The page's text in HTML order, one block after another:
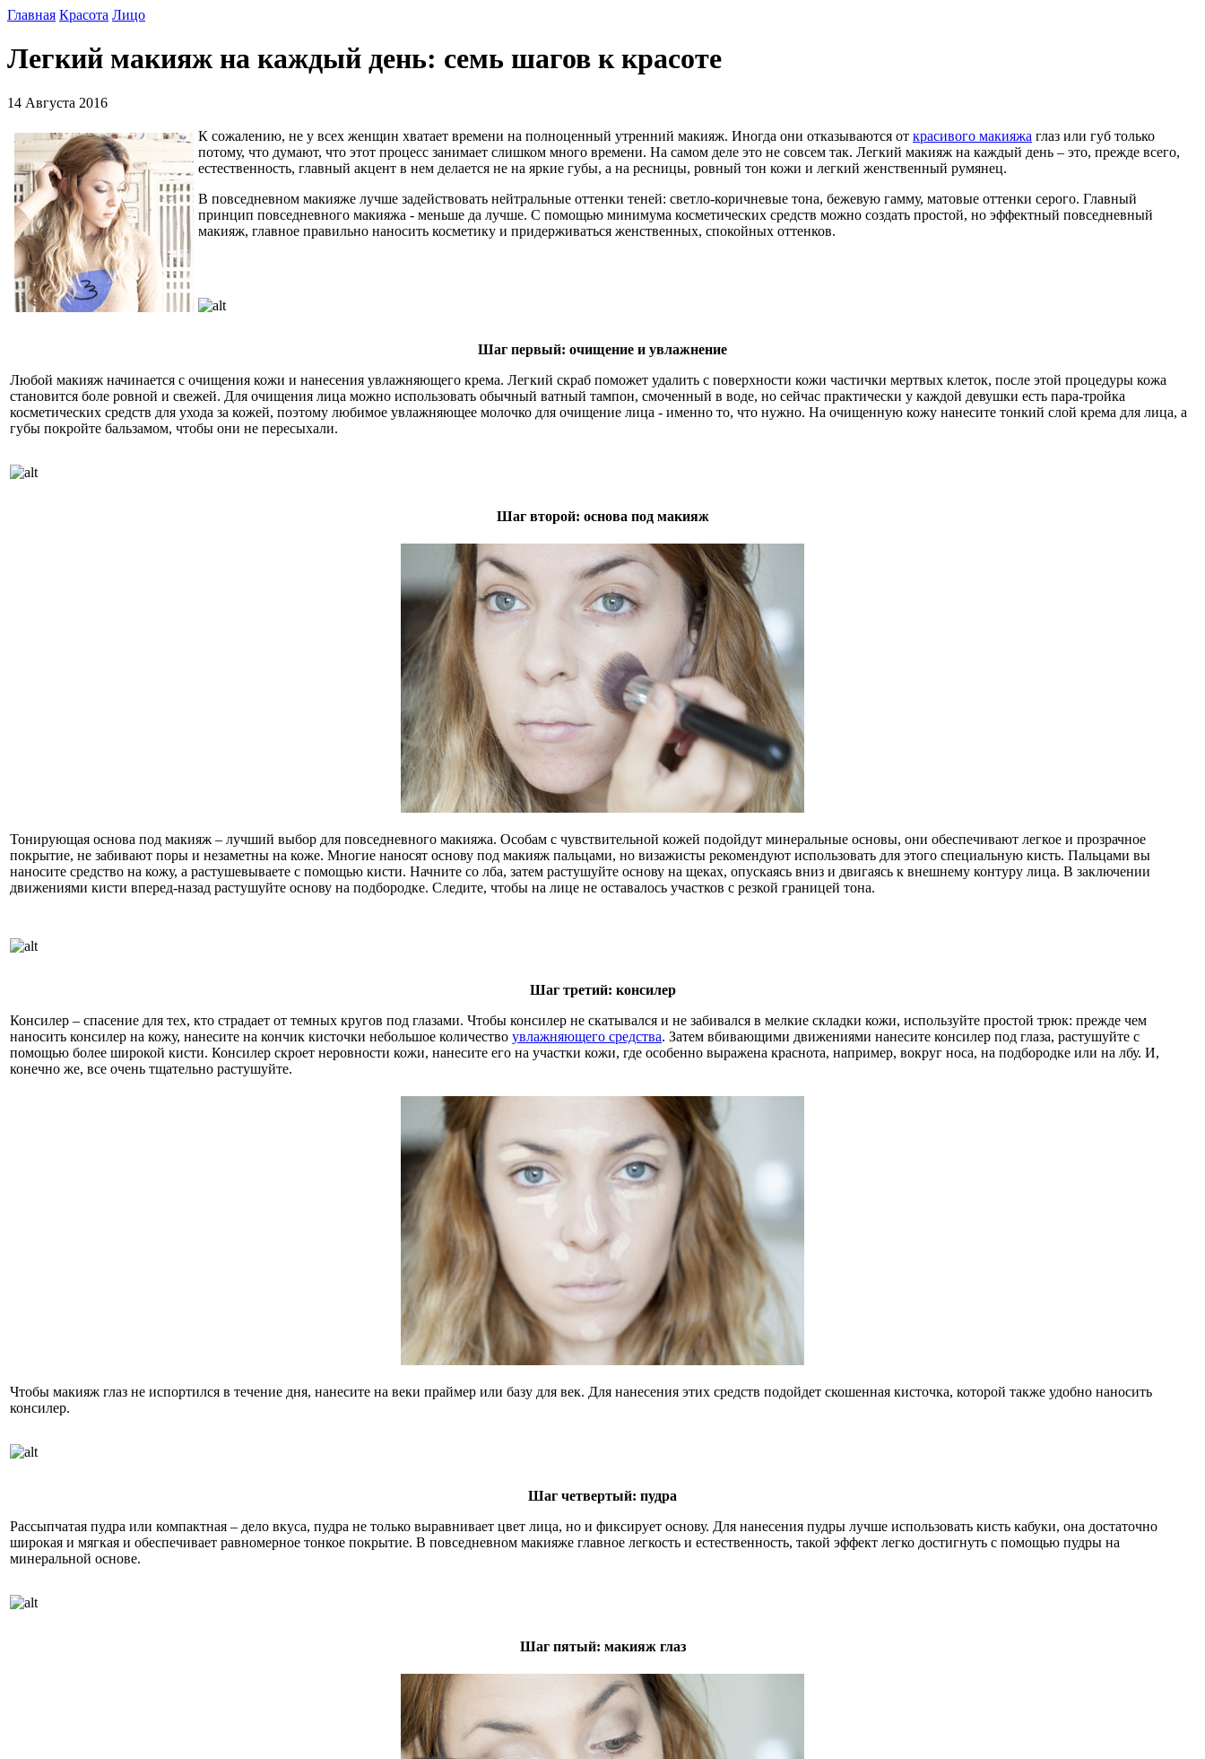
Главная Красота Лицо
Легкий макияж на каждый день: семь шагов к красоте
14 Августа 2016
К сожалению, не у всех женщин хватает времени на полноценный утренний макияж. Иногда они отказываются от красивого макияжа глаз или губ только
потому, что думают, что этот процесс занимает слишком много времени. На самом деле это не совсем так. Легкий макияж на каждый день – это, прежде всего,
естественность, главный акцент в нем делается не на яркие губы, а на ресницы, ровный тон кожи и легкий женственный румянец.
В повседневном макияже лучше задействовать нейтральные оттенки теней: светло-коричневые тона, бежевую гамму, матовые оттенки серого. Главный
принцип повседневного макияжа - меньше да лучше. С помощью минимума косметических средств можно создать простой, но эффектный повседневный
макияж, главное правильно наносить косметику и придерживаться женственных, спокойных оттенков.
Шаг первый: очищение и увлажнение
Любой макияж начинается с очищения кожи и нанесения увлажняющего крема. Легкий скраб поможет удалить с поверхности кожи частички мертвых клеток, после этой процедуры кожа
становится боле ровной и свежей. Для очищения лица можно использовать обычный ватный тампон, смоченный в воде, но сейчас практически у каждой девушки есть пара-тройка
косметических средств для ухода за кожей, поэтому любимое увлажняющее молочко для очищение лица - именно то, что нужно. На очищенную кожу нанесите тонкий слой крема для лица, а
губы покройте бальзамом, чтобы они не пересыхали.
Шаг второй: основа под макияж
Тонирующая основа под макияж – лучший выбор для повседневного макияжа. Особам с чувствительной кожей подойдут минеральные основы, они обеспечивают легкое и прозрачное
покрытие, не забивают поры и незаметны на коже. Многие наносят основу под макияж пальцами, но визажисты рекомендуют использовать для этого специальную кисть. Пальцами вы
наносите средство на кожу, а растушевываете с помощью кисти. Начните со лба, затем растушуйте основу на щеках, опускаясь вниз и двигаясь к внешнему контуру лица. В заключении
движениями кисти вперед-назад растушуйте основу на подбородке. Следите, чтобы на лице не оставалось участков с резкой границей тона.
Шаг третий: консилер
Консилер – спасение для тех, кто страдает от темных кругов под глазами. Чтобы консилер не скатывался и не забивался в мелкие складки кожи, используйте простой трюк: прежде чем
наносить консилер на кожу, нанесите на кончик кисточки небольшое количество увлажняющего средства. Затем вбивающими движениями нанесите консилер под глаза, растушуйте с
помощью более широкой кисти. Консилер скроет неровности кожи, нанесите его на участки кожи, где особенно выражена краснота, например, вокруг носа, на подбородке или на лбу. И,
конечно же, все очень тщательно растушуйте.
Чтобы макияж глаз не испортился в течение дня, нанесите на веки праймер или базу для век. Для нанесения этих средств подойдет скошенная кисточка, которой также удобно наносить
консилер.
Шаг четвертый: пудра
Рассыпчатая пудра или компактная – дело вкуса, пудра не только выравнивает цвет лица, но и фиксирует основу. Для нанесения пудры лучше использовать кисть кабуки, она достаточно
широкая и мягкая и обеспечивает равномерное тонкое покрытие. В повседневном макияже главное легкость и естественность, такой эффект легко достигнуть с помощью пудры на
минеральной основе.
Шаг пятый: макияж глаз